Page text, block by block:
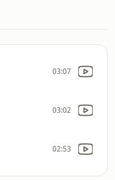
03:07
03:02
02:53